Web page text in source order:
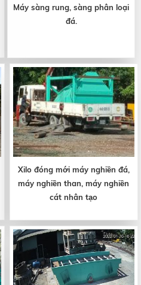
Máy sàng rung, sàng phân loại
đá.
Xilo đóng mới máy nghiền đá,
máy nghiền than, máy nghiền
cát nhân tạo